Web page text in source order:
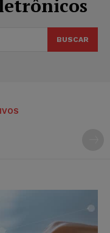
BUSCAR